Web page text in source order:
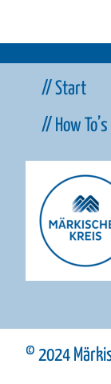
// Start
// How To’s
© 2024